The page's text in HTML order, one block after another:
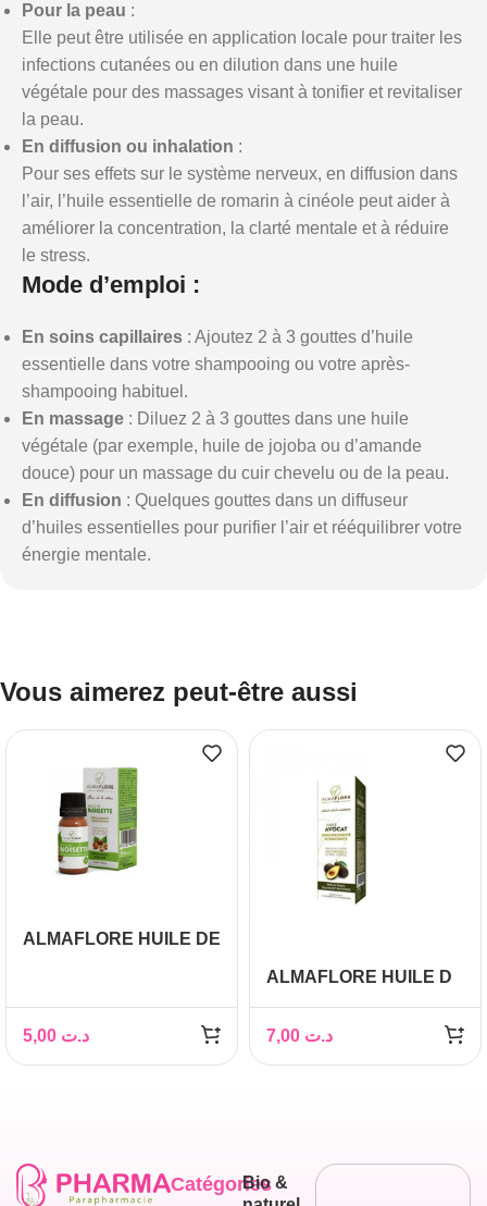
Pour la peau :
Elle peut être utilisée en application locale pour traiter les
infections cutanées ou en dilution dans une huile
végétale pour des massages visant à tonifier et revitaliser
la peau.
En diffusion ou inhalation :
Pour ses effets sur le système nerveux, en diffusion dans
l’air, l’huile essentielle de romarin à cinéole peut aider à
améliorer la concentration, la clarté mentale et à réduire
le stress.
Mode d’emploi :
En soins capillaires : Ajoutez 2 à 3 gouttes d’huile
essentielle dans votre shampooing ou votre après-
shampooing habituel.
En massage : Diluez 2 à 3 gouttes dans une huile
végétale (par exemple, huile de jojoba ou d’amande
douce) pour un massage du cuir chevelu ou de la peau.
En diffusion : Quelques gouttes dans un diffuseur
d’huiles essentielles pour purifier l’air et rééquilibrer votre
énergie mentale.
Vous aimerez peut-être aussi
ALMAFLORE HUILE DE
د.ت
ALMAFLORE HUILE D
د.ت
Catégories
Bio &